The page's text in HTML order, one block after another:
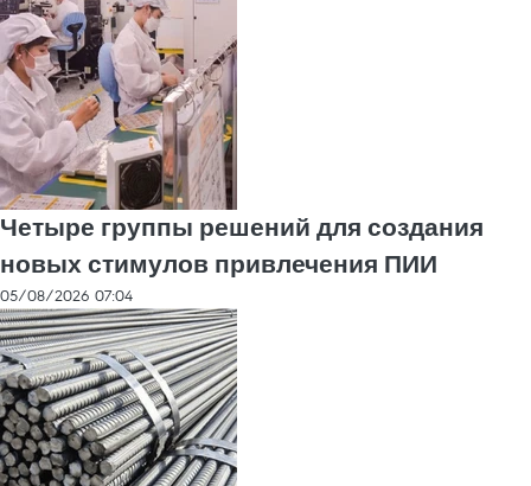
Четыре группы решений для создания
новых стимулов привлечения ПИИ
05/08/2026 07:04